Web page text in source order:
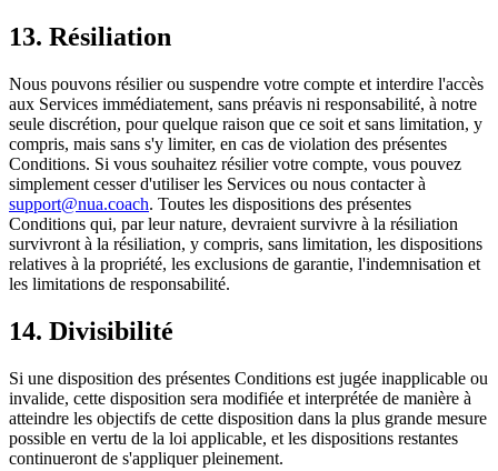
13. Résiliation
Nous pouvons résilier ou suspendre votre compte et interdire l'accès
aux Services immédiatement, sans préavis ni responsabilité, à notre
seule discrétion, pour quelque raison que ce soit et sans limitation, y
compris, mais sans s'y limiter, en cas de violation des présentes
Conditions. Si vous souhaitez résilier votre compte, vous pouvez
simplement cesser d'utiliser les Services ou nous contacter à
support@nua.coach. Toutes les dispositions des présentes
Conditions qui, par leur nature, devraient survivre à la résiliation
survivront à la résiliation, y compris, sans limitation, les dispositions
relatives à la propriété, les exclusions de garantie, l'indemnisation et
les limitations de responsabilité.
14. Divisibilité
Si une disposition des présentes Conditions est jugée inapplicable ou
invalide, cette disposition sera modifiée et interprétée de manière à
atteindre les objectifs de cette disposition dans la plus grande mesure
possible en vertu de la loi applicable, et les dispositions restantes
continueront de s'appliquer pleinement.